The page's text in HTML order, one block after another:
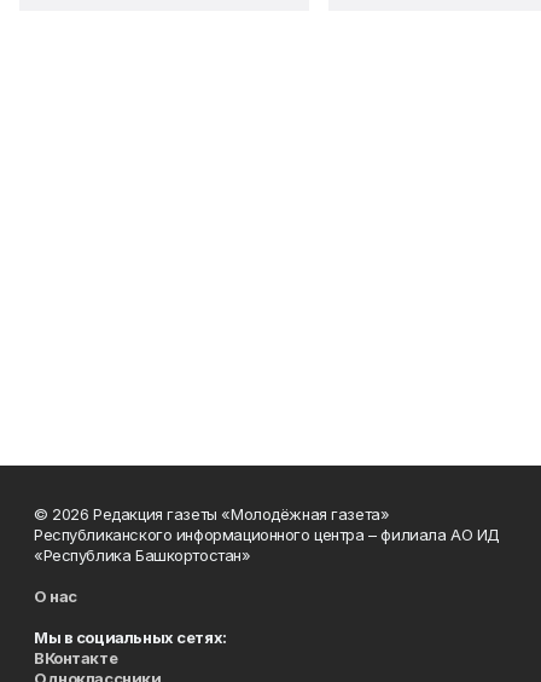
© 2026 Редакция газеты «Молодёжная газета»
Республиканского информационного центра – филиала АО ИД
«Республика Башкортостан»
О нас
Мы в социальных сетях:
ВКонтакте
Одноклассники